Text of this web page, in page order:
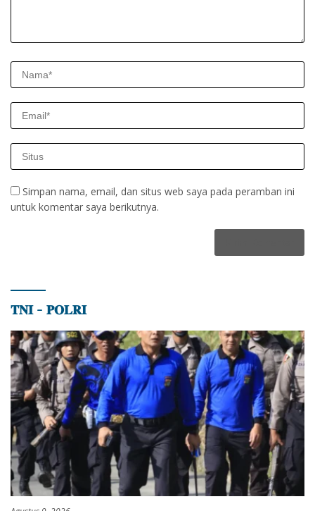
Simpan nama, email, dan situs web saya pada peramban ini
untuk komentar saya berikutnya.
𝐓𝐍𝐈 – 𝐏𝐎𝐋𝐑𝐈